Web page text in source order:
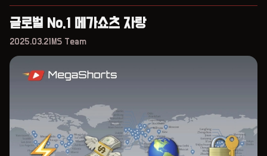
글로벌 No.1 메가쇼츠 자랑
2025.03.21 MS Team